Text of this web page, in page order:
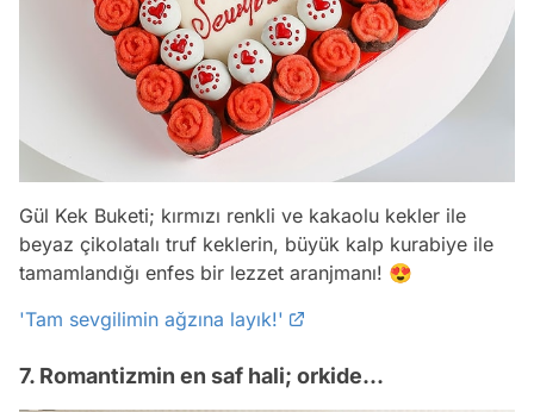
Gül Kek Buketi; kırmızı renkli ve kakaolu kekler ile
beyaz çikolatalı truf keklerin, büyük kalp kurabiye ile
tamamlandığı enfes bir lezzet aranjmanı! 😍
'Tam sevgilimin ağzına layık!'
7. Romantizmin en saf hali; orkide...